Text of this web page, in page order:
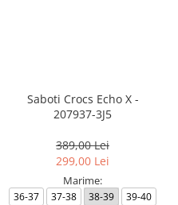
Saboti Crocs Echo X -
207937-3J5
389,00 Lei
299,00 Lei
Marime:
36-37 37-38 38-39
39-40